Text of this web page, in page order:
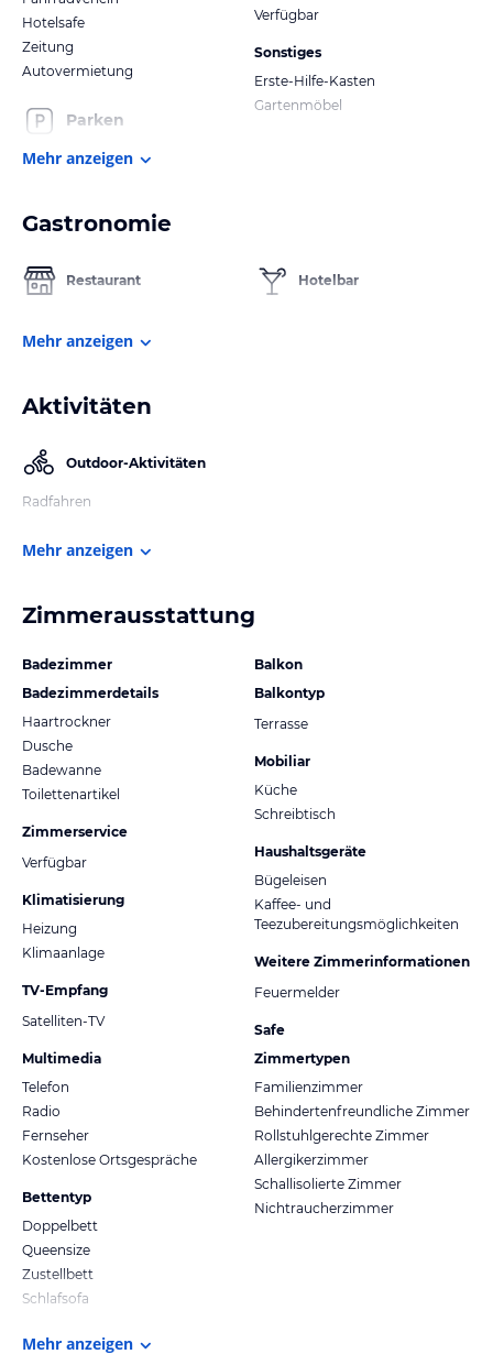
Hotelsafe
Zeitung
Autovermietung
Parken
Verfügbar
Sonstiges
Erste-Hilfe-Kasten
Gartenmöbel
Mehr anzeigen
Gastronomie
Restaurant Hotelbar
Mehr anzeigen
Aktivitäten
Outdoor-Aktivitäten
Radfahren
Mehr anzeigen
Zimmerausstattung
Badezimmer
Badezimmerdetails
Haartrockner
Dusche
Badewanne
Toilettenartikel
Zimmerservice
Verfügbar
Klimatisierung
Heizung
Klimaanlage
TV-Empfang
Satelliten-TV
Multimedia
Telefon
Radio
Fernseher
Kostenlose Ortsgespräche
Bettentyp
Doppelbett
Queensize
Zustellbett
Schlafsofa
Balkon
Balkontyp
Terrasse
Mobiliar
Küche
Schreibtisch
Haushaltsgeräte
Bügeleisen
Kaffee- und
Teezubereitungsmöglichkeiten
Weitere Zimmerinformationen
Feuermelder
Safe
Zimmertypen
Familienzimmer
Behindertenfreundliche Zimmer
Rollstuhlgerechte Zimmer
Allergikerzimmer
Schallisolierte Zimmer
Nichtraucherzimmer
Mehr anzeigen